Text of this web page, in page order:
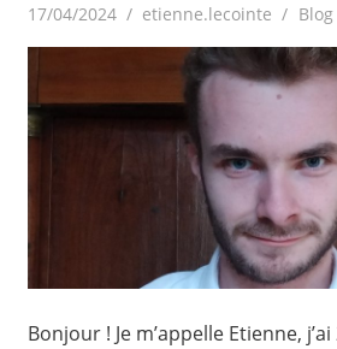
17/04/2024 etienne.lecointe Blog
Bonjour ! Je m’appelle Etienne,